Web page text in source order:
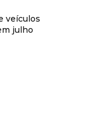
veículos
julho